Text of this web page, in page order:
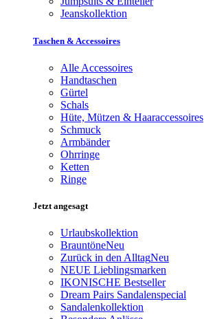
Jeanskollektion
Taschen & Accessoires
Alle Accessoires
Handtaschen
Gürtel
Schals
Hüte, Mützen & Haaraccessoires
Schmuck
Armbänder
Ohrringe
Ketten
Ringe
Jetzt angesagt
Urlaubskollektion
BrauntöneNeu
Zurück in den AlltagNeu
NEUE Lieblingsmarken
IKONISCHE Bestseller
Dream Pairs Sandalenspecial
Sandalenkollektion